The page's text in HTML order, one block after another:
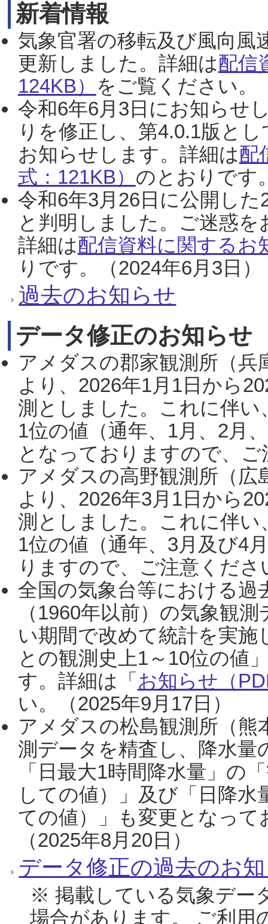
新着情報
気象官署の移転及び風向風
更新しました。詳細は配信
124KB） をご覧ください。
令和6年6月3日にお知らせ
りを修正し、第4.0.1版と
お知らせします。詳細は配
式：121KB） のとおりです
令和6年3月26日に公開し
と判明しました。ご迷惑
詳細は配信資料に関するお
りです。（2024年6月3日）
過去のお知らせ
データ修正のお知らせ
アメダスの郡家観測所（
より、2026年1月1日から
測としました。これに伴い
1位の値（通年、1月、2月
となっておりますので、
アメダスの高野観測所（
より、2026年3月1日から
測としました。これに伴い
1位の値（通年、3月及び4
りますので、ご注意くだ
全国の気象台等における過
（1960年以前）の気象観
い期間で改めて統計を実
との観測史上1～10位の値
す。詳細は「 お知らせ（
い。（2025年9月17日）
アメダスの松島観測所（熊
測データを精査し、降水
「日最大1時間降水量」の
しての値）」及び「日降
ての値）」も変更となっ
（2025年8月20日）
データ修正の過去のお
※ 掲載している気象デー
場合があります。 ご利用